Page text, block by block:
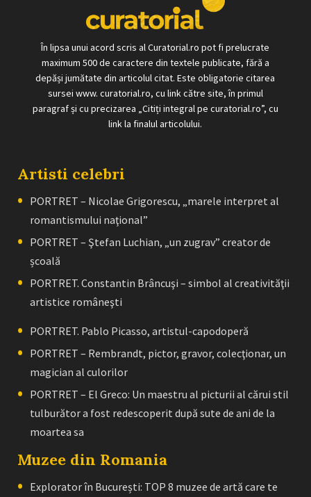
În lipsa unui acord scris al Curatorial.ro pot fi prelucrate
maximum 500 de caractere din textele publicate, fără a
depăși jumătate din articolul citat. Este obligatorie citarea
sursei www. curatorial.ro, cu link către site, în primul
paragraf și cu precizarea „Citiți integral pe curatorial.ro”, cu
link la finalul articolului.
Artisti celebri
PORTRET – Nicolae Grigorescu, „marele interpret al
romantismului naţional”
PORTRET – Ştefan Luchian, „un zugrav” creator de
școală
PORTRET. Constantin Brâncuşi – simbol al creativităţii
artistice româneşti
PORTRET. Pablo Picasso, artistul-capodoperă
PORTRET – Rembrandt, pictor, gravor, colecţionar, un
magician al culorilor
PORTRET – El Greco: Un maestru al picturii al cărui stil
tulburător a fost redescoperit după sute de ani de la
moartea sa
Muzee din Romania
Explorator în București: TOP 8 muzee de artă care te